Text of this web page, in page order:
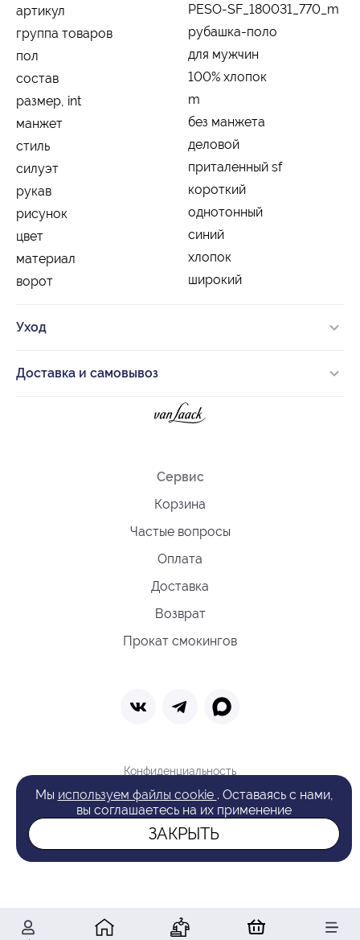
артикул
PESO-SF_180031_770_m
группа товаров
рубашка-поло
пол
для мужчин
состав
100% хлопок
размер, int
m
манжет
без манжета
стиль
деловой
силуэт
приталенный sf
рукав
короткий
рисунок
однотонный
цвет
синий
материал
хлопок
ворот
широкий
Уход
Доставка и самовывоз
Сервис
Корзина
Частые вопросы
Оплата
Доставка
Возврат
Прокат смокингов
Конфиденциальность
Политика обработки cookie
Оферта
Поиск
© 2026 VAN LAACK
Мы используем файлы cookie . Оставаясь с нами,
вы соглашаетесь на их применение
ЗАКРЫТЬ